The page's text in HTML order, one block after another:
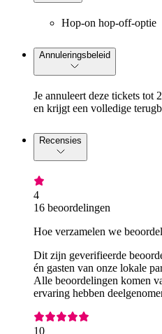
Hop-on hop-off-optie
Annuleringsbeleid
Je annuleert deze tickets tot
en krijgt een volledige
Recensies
4
16 beoordelingen
Hoe verzamelen we
Dit zijn geverifieerde
én gasten van onze lokale
Alle beoordelingen komen
ervaring hebben
10